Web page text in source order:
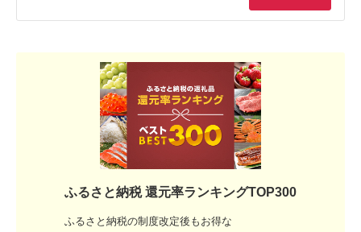
ふるさと納税 還元率ランキングTOP300
ふるさと納税の制度改定後もお得な